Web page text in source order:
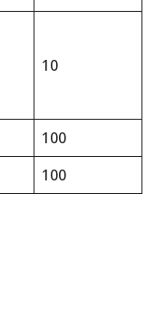
10
100
100